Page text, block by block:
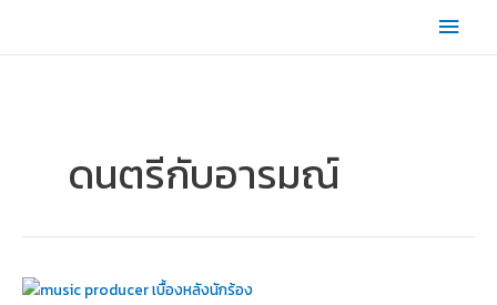
content
Main
ดนตรีกับอารมณ์
อาชีพ